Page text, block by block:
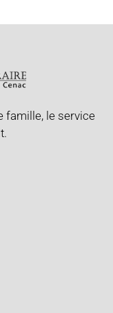
famille, le service